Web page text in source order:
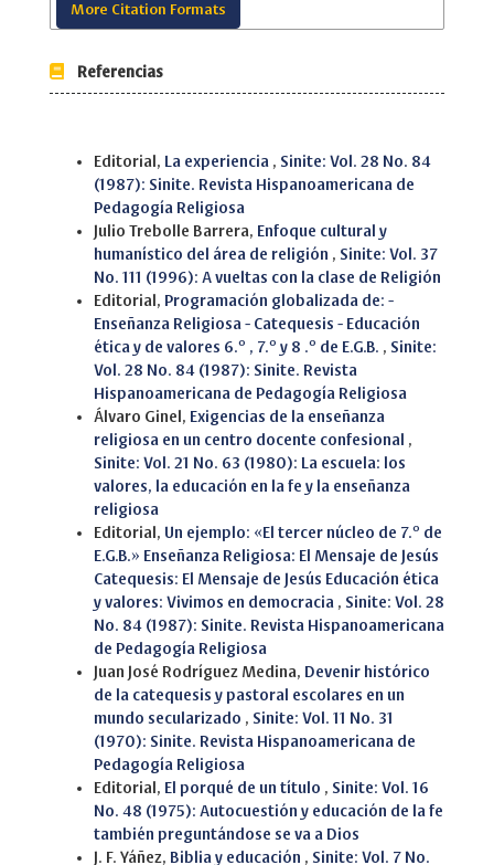
More Citation Formats
Referencias
Editorial, La experiencia , Sinite: Vol. 28 No. 84
(1987): Sinite. Revista Hispanoamericana de
Pedagogía Religiosa
Julio Trebolle Barrera, Enfoque cultural y
humanístico del área de religión , Sinite: Vol. 37
No. 111 (1996): A vueltas con la clase de Religión
Editorial, Programación globalizada de: -
Enseñanza Religiosa - Catequesis - Educación
ética y de valores 6.º , 7.º y 8 .º de E.G.B. , Sinite:
Vol. 28 No. 84 (1987): Sinite. Revista
Hispanoamericana de Pedagogía Religiosa
Álvaro Ginel, Exigencias de la enseñanza
religiosa en un centro docente confesional ,
Sinite: Vol. 21 No. 63 (1980): La escuela: los
valores, la educación en la fe y la enseñanza
religiosa
Editorial, Un ejemplo: «El tercer núcleo de 7.º de
E.G.B.» Enseñanza Religiosa: El Mensaje de Jesús
Catequesis: El Mensaje de Jesús Educación ética
y valores: Vivimos en democracia , Sinite: Vol. 28
No. 84 (1987): Sinite. Revista Hispanoamericana
de Pedagogía Religiosa
Juan José Rodríguez Medina, Devenir histórico
de la catequesis y pastoral escolares en un
mundo secularizado , Sinite: Vol. 11 No. 31
(1970): Sinite. Revista Hispanoamericana de
Pedagogía Religiosa
Editorial, El porqué de un título , Sinite: Vol. 16
No. 48 (1975): Autocuestión y educación de la fe
también preguntándose se va a Dios
J. F. Yáñez, Biblia y educación , Sinite: Vol. 7 No.